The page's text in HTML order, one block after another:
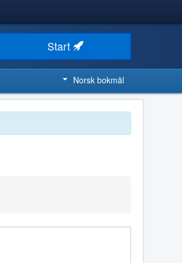
Start
Norsk bokmål